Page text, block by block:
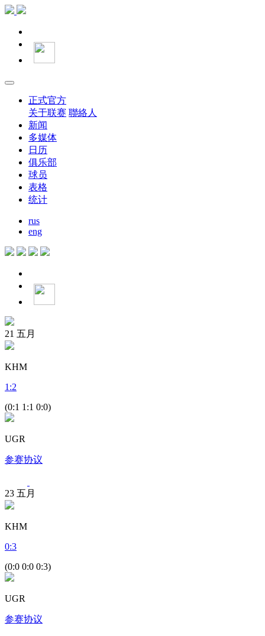
正式官方
关于联赛 聯絡人
新闻
多媒体
日历
俱乐部
球员
表格
统计
rus
eng
21 五月
KHM
1 :2
(0:1 1:1 0:0)
UGR
参赛协议
23 五月
KHM
0:3
(0:0 0:0 0:3)
UGR
参赛协议